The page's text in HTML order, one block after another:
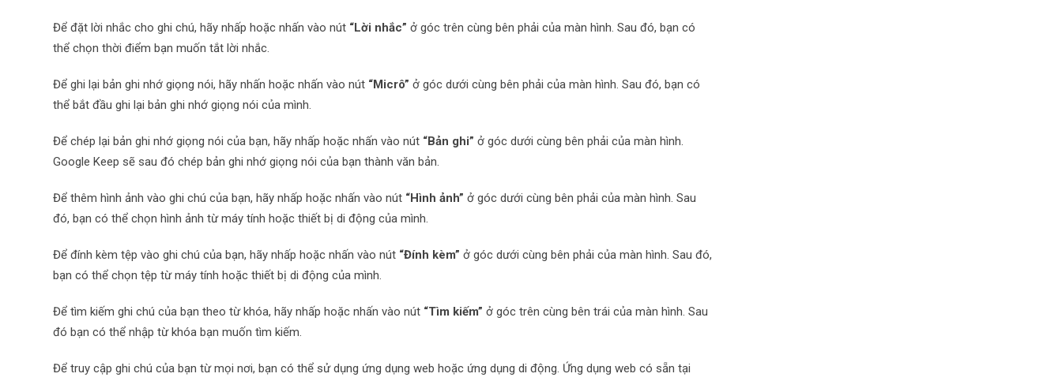
Để đặt lời nhắc cho ghi chú, hãy nhấp hoặc nhấn vào nút “Lời nhắc” ở góc trên cùng bên phải của màn hình. Sau đó, bạn có
thể chọn thời điểm bạn muốn tắt lời nhắc.
Để ghi lại bản ghi nhớ giọng nói, hãy nhấn hoặc nhấn vào nút “Micrô” ở góc dưới cùng bên phải của màn hình. Sau đó, bạn có
thể bắt đầu ghi lại bản ghi nhớ giọng nói của mình.
Để chép lại bản ghi nhớ giọng nói của bạn, hãy nhấp hoặc nhấn vào nút “Bản ghi” ở góc dưới cùng bên phải của màn hình.
Google Keep sẽ sau đó chép bản ghi nhớ giọng nói của bạn thành văn bản.
Để thêm hình ảnh vào ghi chú của bạn, hãy nhấp hoặc nhấn vào nút “Hình ảnh” ở góc dưới cùng bên phải của màn hình. Sau
đó, bạn có thể chọn hình ảnh từ máy tính hoặc thiết bị di động của mình.
Để đính kèm tệp vào ghi chú của bạn, hãy nhấp hoặc nhấn vào nút “Đính kèm”ở góc dưới cùng bên phải của màn hình. Sau đó,
bạn có thể chọn tệp từ máy tính hoặc thiết bị di động của mình.
Để tìm kiếm ghi chú của bạn theo từ khóa, hãy nhấp hoặc nhấn vào nút “Tìm kiếm” ở góc trên cùng bên trái của màn hình. Sau
đó bạn có thể nhập từ khóa bạn muốn tìm kiếm.
Để truy cập ghi chú của bạn từ mọi nơi, bạn có thể sử dụng ứng dụng web hoặc ứng dụng di động. Ứng dụng web có sẵn tại